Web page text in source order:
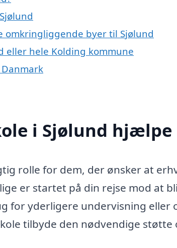
omkringliggende byer til Sjølund
eller hele Kolding kommune
i Sjølund hjælpe
rolle for dem, der ønsker at
er startet på din rejse mod at
for yderligere undervisning eller
tilbyde den nødvendige støtte